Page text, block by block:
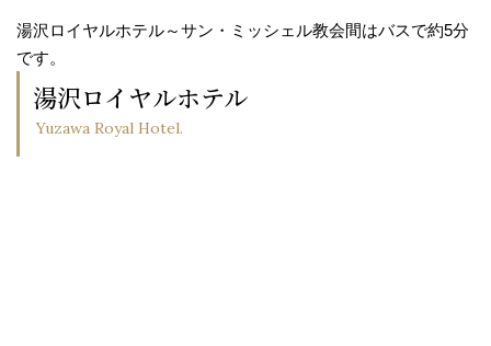
湯沢ロイヤルホテル～サン・ミッシェル教会間はバスで約5分
です。
湯沢ロイヤルホテル
Yuzawa Royal Hotel.